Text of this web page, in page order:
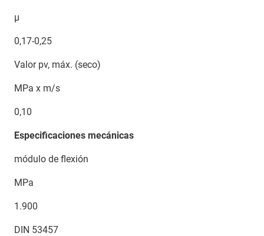
μ
0,17-0,25
Valor pv, máx. (seco)
MPa x m/s
0,10
Especificaciones mecánicas
módulo de flexión
MPa
1.900
DIN 53457